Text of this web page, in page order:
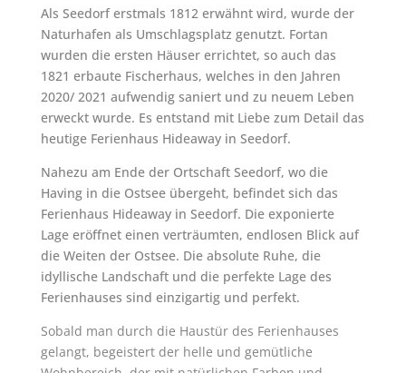
Als Seedorf erstmals 1812 erwähnt wird, wurde der
Naturhafen als Umschlagsplatz genutzt. Fortan
wurden die ersten Häuser errichtet, so auch das
1821 erbaute Fischerhaus, welches in den Jahren
2020/ 2021 aufwendig saniert und zu neuem Leben
erweckt wurde. Es entstand mit Liebe zum Detail das
heutige Ferienhaus Hideaway in Seedorf.
Nahezu am Ende der Ortschaft Seedorf, wo die
Having in die Ostsee übergeht, befindet sich das
Ferienhaus Hideaway in Seedorf. Die exponierte
Lage eröffnet einen verträumten, endlosen Blick auf
die Weiten der Ostsee. Die absolute Ruhe, die
idyllische Landschaft und die perfekte Lage des
Ferienhauses sind einzigartig und perfekt.
Sobald man durch die Haustür des Ferienhauses
gelangt, begeistert der helle und gemütliche